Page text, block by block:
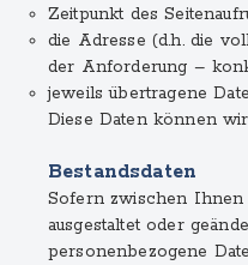
Zeitpunkt des
die Adresse (d.h. die
der Anforderung –
jeweils übertragene
Diese Daten können
Bestandsdaten
Sofern zwischen Ihnen
ausgestaltet oder
personenbezogene